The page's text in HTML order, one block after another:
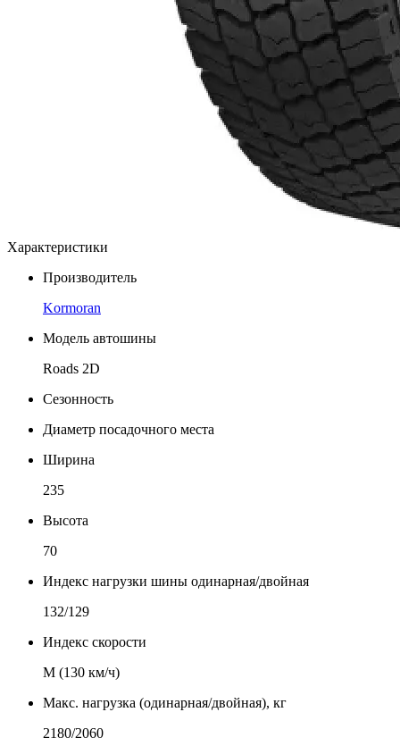
Характеристики
Производитель
Kormoran
Модель автошины
Roads 2D
Сезонность
Диаметр посадочного места
Ширина
235
Высота
70
Индекс нагрузки шины одинарная/двойная
132/129
Индекс скорости
М (130 км/ч)
Макс. нагрузка (одинарная/двойная), кг
2180/2060